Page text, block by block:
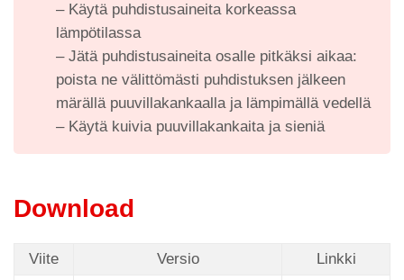
– Käytä puhdistusaineita korkeassa
lämpötilassa
– Jätä puhdistusaineita osalle pitkäksi aikaa:
poista ne välittömästi puhdistuksen jälkeen
märällä puuvillakankaalla ja lämpimällä vedellä
– Käytä kuivia puuvillakankaita ja sieniä
Download
Viite Versio Linkki